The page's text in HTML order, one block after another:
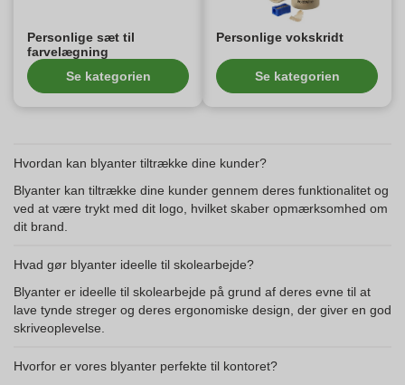
Personlige sæt til
farvelægning
Se kategorien
Personlige vokskridt
Se kategorien
Hvordan kan blyanter tiltrække dine kunder?
Blyanter kan tiltrække dine kunder gennem deres funktionalitet og
ved at være trykt med dit logo, hvilket skaber opmærksomhed om
dit brand.
Hvad gør blyanter ideelle til skolearbejde?
Blyanter er ideelle til skolearbejde på grund af deres evne til at
lave tynde streger og deres ergonomiske design, der giver en god
skriveoplevelse.
Hvorfor er vores blyanter perfekte til kontoret?